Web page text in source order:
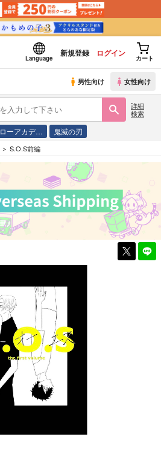
Language
新規登録 ログイン
カート
男性向け 女性向け
詳細
検索
ーアカデ… 鬼滅の刃
S.O.S前編